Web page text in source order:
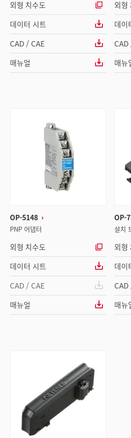
외형 치수도
데이터 시트
CAD / CAE
매뉴얼
외형
데이
매뉴
OP-5148
PNP 어댑터
외형 치수도
데이터 시트
CAD / CAE
매뉴얼
OP-
설치
외형
데이
매뉴